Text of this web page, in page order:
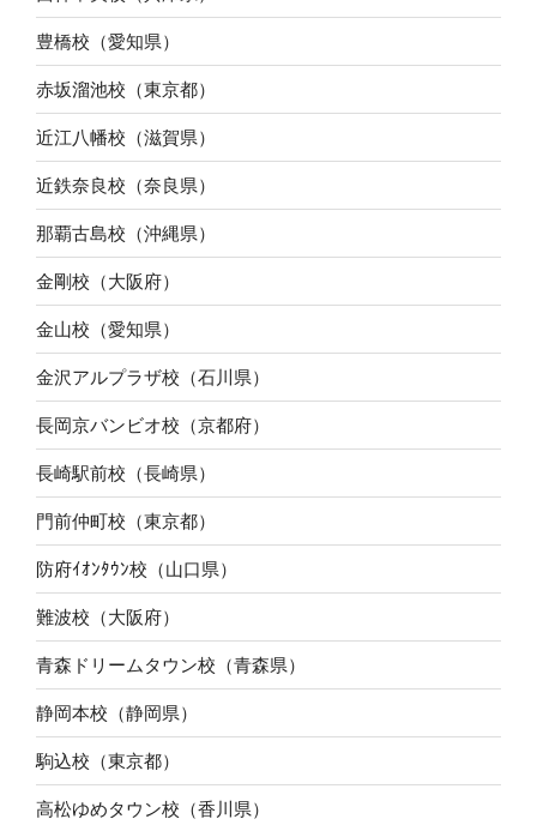
豊橋校（愛知県）
赤坂溜池校（東京都）
近江八幡校（滋賀県）
近鉄奈良校（奈良県）
那覇古島校（沖縄県）
金剛校（大阪府）
金山校（愛知県）
金沢アルプラザ校（石川県）
長岡京バンビオ校（京都府）
長崎駅前校（長崎県）
門前仲町校（東京都）
防府ｲｵﾝﾀｳﾝ校（山口県）
難波校（大阪府）
青森ドリームタウン校（青森県）
静岡本校（静岡県）
駒込校（東京都）
高松ゆめタウン校（香川県）